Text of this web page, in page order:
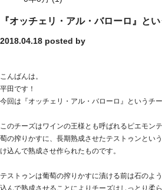
『オッチェリ・アル・バローロ』と
2018.04.18 posted by
こんばんは。
平田です！
今回は『オッチェリ・アル・バローロ』というチ
このチーズはワインの王様とも呼ばれるピエモン
萄の搾りかすに、長期熟成させたテストゥンとい
け込んで熟成させ作られたものです。
テストゥンは葡萄の搾りかすに漬ける前は石のよ
込んで熟成させることによりチーズはしっとり柔